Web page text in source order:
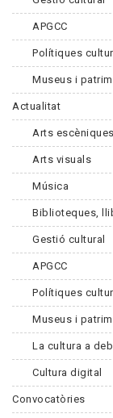
APGCC
Polítiques
Museus i
Actualitat
Arts escèniques
Arts visuals
Música
Biblioteques,
Gestió cultural
APGCC
Polítiques
Museus i
La cultura a
Cultura digital
Convocatòries